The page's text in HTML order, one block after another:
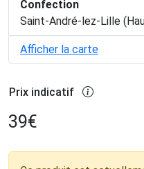
Confection
Saint-André-lez-Lille
Afficher la carte
Prix indicatif
39€